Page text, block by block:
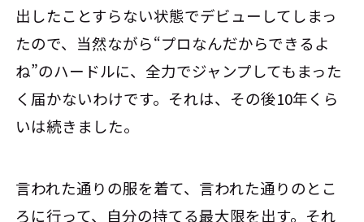
出したことすらない状態でデビューしてしまっ
たので、当然ながら“プロなんだからできるよ
ね”のハードルに、全力でジャンプしてもまった
く届かないわけです。それは、その後10年くら
いは続きました。
言われた通りの服を着て、言われた通りのとこ
ろに行って、自分の持てる最大限を出す。それ